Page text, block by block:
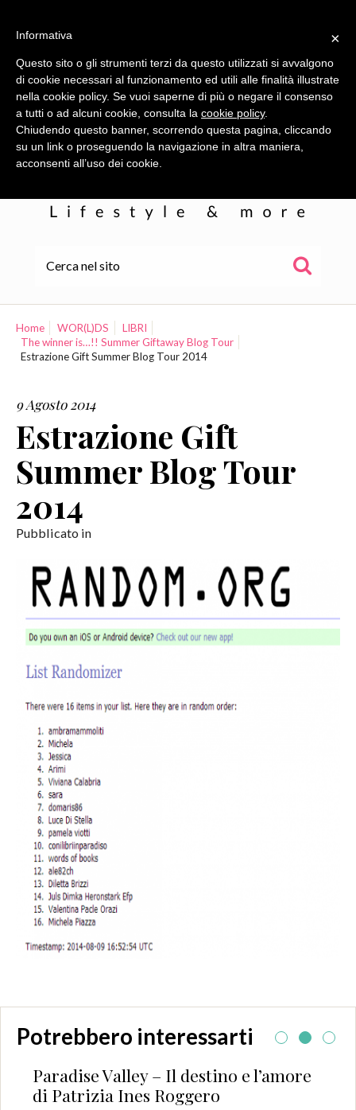
WOR(L)DS
COLLABORAZIONI
CONTATTI
Home WOR(L)DS
LIBRI
The winner is…!! Summer Giftaway Blog Tour
Estrazione Gift Summer Blog Tour 2014
9 Agosto 2014
Estrazione Gift
Summer Blog Tour
2014
Pubblicato in
Potrebbero interessarti
Paradise Valley – Il destino e l’amore
di Patrizia Ines Roggero
×
Informativa
Questo sito o gli strumenti terzi da questo utilizzati si avvalgono
di cookie necessari al funzionamento ed utili alle finalità illustrate
nella cookie policy. Se vuoi saperne di più o negare il consenso
a tutti o ad alcuni cookie, consulta la cookie policy.
Chiudendo questo banner, scorrendo questa pagina, cliccando
su un link o proseguendo la navigazione in altra maniera,
acconsenti all’uso dei cookie.